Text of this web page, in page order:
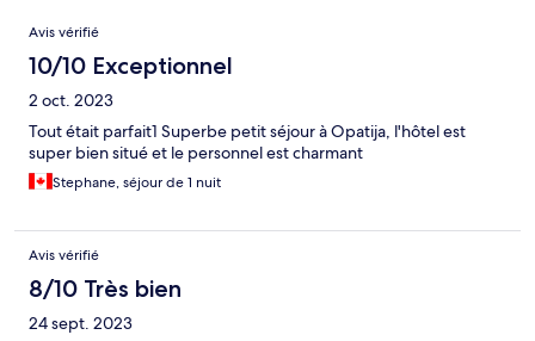
Avis
Avis vérifié
10/10 Exceptionnel
2 oct. 2023
Tout était parfait1 Superbe petit séjour à Opatija, l'hôtel est
super bien situé et le personnel est charmant
Stephane, séjour de 1 nuit
Avis vérifié
8/10 Très bien
24 sept. 2023